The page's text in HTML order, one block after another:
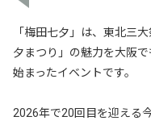
「梅田七夕」は、東北三
夕まつり」の魅力を大阪
始まったイベントです。
2026年で20回目を迎える